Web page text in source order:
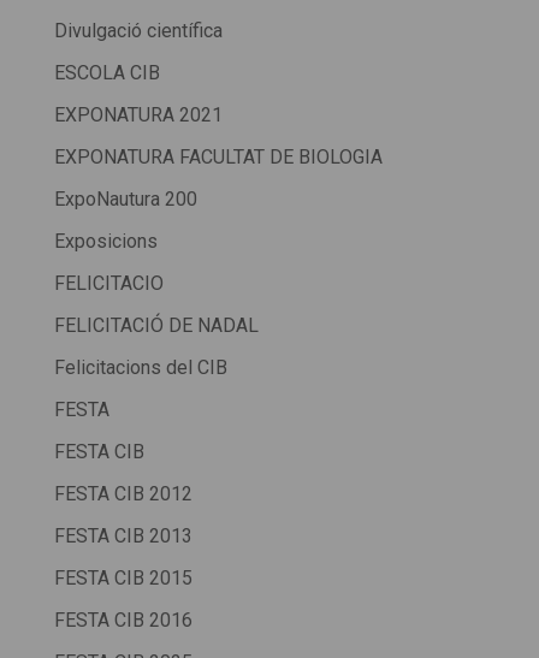
Divulgació científica
ESCOLA CIB
EXPONATURA 2021
EXPONATURA FACULTAT DE BIOLOGIA
ExpoNautura 200
Exposicions
FELICITACIO
FELICITACIÓ DE NADAL
Felicitacions del CIB
FESTA
FESTA CIB
FESTA CIB 2012
FESTA CIB 2013
FESTA CIB 2015
FESTA CIB 2016